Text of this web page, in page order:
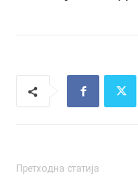
Претходна статија